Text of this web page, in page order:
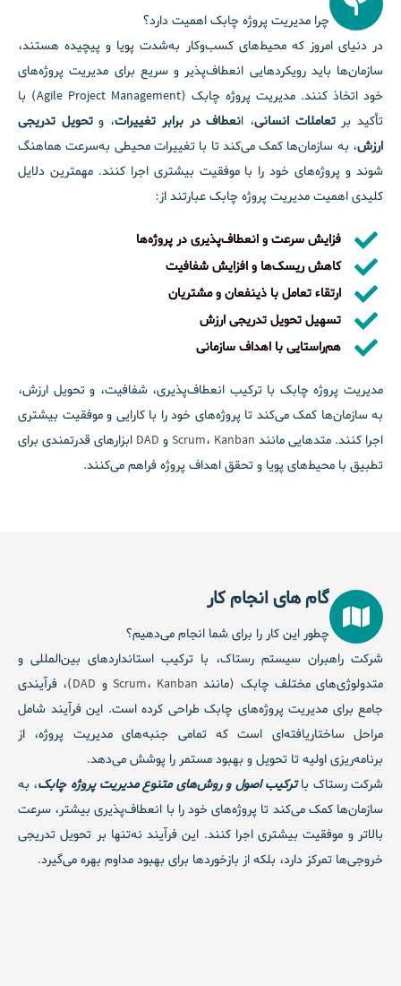
چرا مدیریت پروژه چابک اهمیت دارد؟
در دنیای امروز که محیط‌های کسب‌وکار به‌شدت پویا و پیچیده هستند،
سازمان‌ها باید رویکردهایی انعطاف‌پذیر و سریع برای مدیریت پروژه‌های
خود اتخاذ کنند. مدیریت پروژه چابک (Agile Project Management)
با
تأکید برتعاملات انسانی، انعطاف در برابر تغییرات، وتحویل تدریجی
ارزش، به سازمان‌ها کمک می‌کند تا با تغییرات محیطی به‌سرعت هماهنگ
شوند و پروژه‌های خود را با موفقیت بیشتری اجرا کنند. مهمترین دلایل
کلیدی اهمیت مدیریت پروژه چابک عبارتند از:
فزایش سرعت و انعطاف‌پذیری در پروژه‌ها
کاهش ریسک‌ها و افزایش شفافیت
ارتقاء تعامل با ذینفعان و مشتریان
تسهیل تحویل تدریجی ارزش
هم‌راستایی با اهداف سازمانی
مدیریت پروژه چابک با ترکیب انعطاف‌پذیری، شفافیت، و تحویل ارزش،
به سازمان‌ها کمک می‌کند تا پروژه‌های خود را با کارایی و موفقیت بیشتری
اجرا کنند. متدهایی مانند
Scrum، Kanban و DAD ابزارهای قدرتمندی برای
تطبیق با محیط‌های پویا و تحقق اهداف پروژه فراهم می‌کنند.
گام های انجام کار
چطور این کار را برای شما انجام می‌دهیم؟
شرکت راهبران سیستم رستاک، با ترکیب استانداردهای بین‌المللی و
متدولوژی‌های مختلف چابک (مانند
Scrum، Kanban و DAD)، فرآیندی
جامع برای مدیریت پروژه‌های چابک طراحی کرده است. این فرآیند شامل
مراحل ساختاریافته‌ای است که تمامی جنبه‌های مدیریت پروژه، از
برنامه‌ریزی اولیه تا تحویل و بهبود مستمر را پوشش می‌دهد.
شرکت رستاک باترکیب اصول و روش‌های متنوع مدیریت پروژه چابک، به
سازمان‌ها کمک می‌کند تا پروژه‌های خود را با انعطاف‌پذیری بیشتر، سرعت
بالاتر و موفقیت بیشتری اجرا کنند. این فرآیند نه‌تنها بر تحویل تدریجی
خروجی‌ها تمرکز دارد، بلکه از بازخوردها برای بهبود مداوم بهره می‌گیرد.